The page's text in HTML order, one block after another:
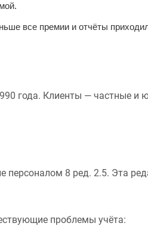
все премии и отчёты
года. Клиенты — частные
персоналом 8 ред. 2.5. Эта
проблемы учёта: